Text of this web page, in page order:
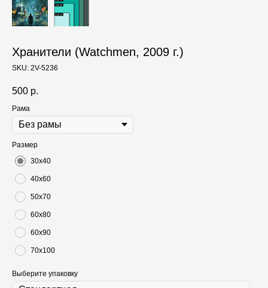
Хранители (Watchmen, 2009 г.)
SKU: 2V-5236
500 р.
Рама
Размер
30х40
40х60
50х70
60х80
60х90
70х100
Выберите упаковку